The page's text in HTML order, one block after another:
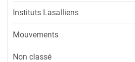
Instituts Lasalliens
Mouvements
Non classé